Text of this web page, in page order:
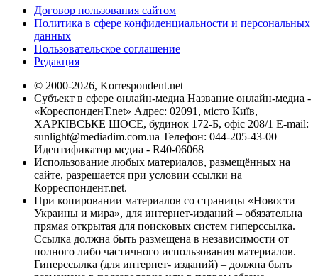
Договор пользования сайтом
Политика в сфере конфиденциальности и персональных
данных
Пользовательское соглашение
Редакция
© 2000-2026, Korrespondent.net
Субъект в сфере онлайн-медиа Название онлайн-медиа -
«КореспонденТ.net» Адрес: 02091, місто Київ,
ХАРКІВСЬКЕ ШОСЕ, будинок 172-Б, офіс 208/1 E-mail:
sunlight@mediadim.com.ua Телефон: 044-205-43-00
Идентификатор медиа - R40-06068
Использование любых материалов, размещённых на
сайте, разрешается при условии ссылки на
Корреспондент.net.
При копировании материалов со страницы «Новости
Украины и мира», для интернет-изданий – обязательна
прямая открытая для поисковых систем гиперссылка.
Ссылка должна быть размещена в независимости от
полного либо частичного использования материалов.
Гиперссылка (для интернет- изданий) – должна быть